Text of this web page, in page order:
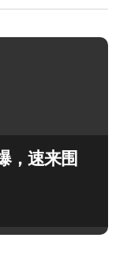
，速来围